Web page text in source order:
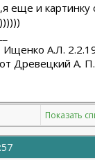
еще и картинку
А.Л.
Древецкий А.
Показать